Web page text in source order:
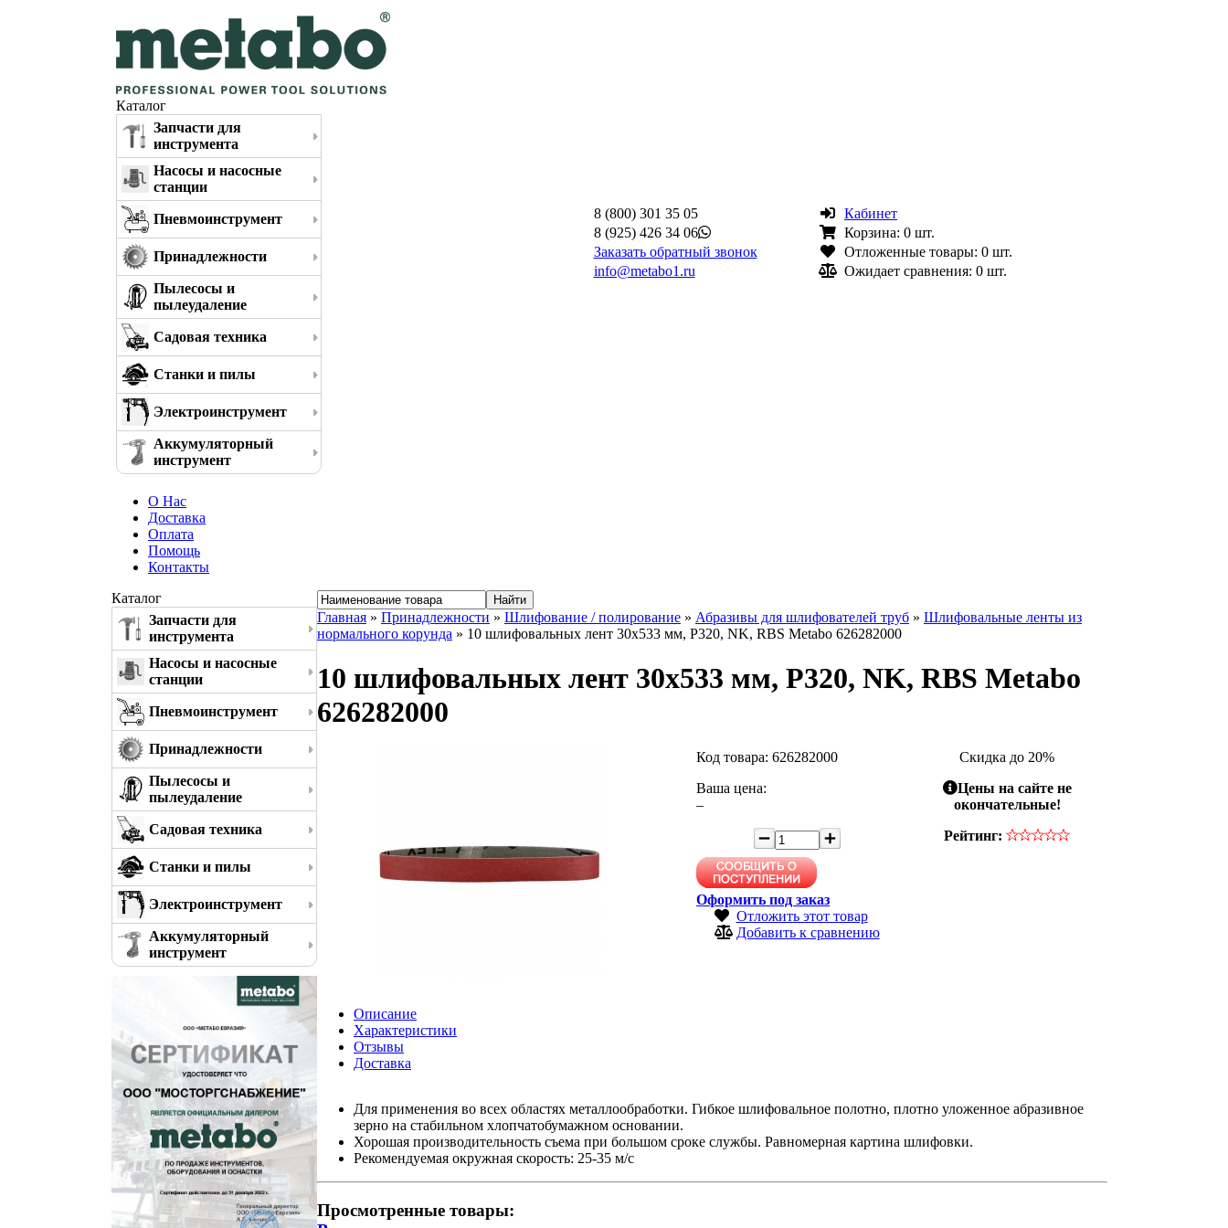
Каталог
Запчасти для
инструмента
Насосы и насосные
станции
Пневмоинструмент
Принадлежности
Пылесосы и
пылеудаление
Садовая техника
Станки и пилы
Электроинструмент
Аккумуляторный
инструмент
8 (800) 301 35 05
8 (925) 426 34 06
Заказать обратный звонок
info@metabo1.ru
Кабинет
Корзина: 0 шт.
Отложенные товары: 0 шт.
Ожидает сравнения: 0 шт.
О Нас
Доставка
Оплата
Помощь
Контакты
Каталог
Запчасти для
инструмента
Насосы и насосные
станции
Пневмоинструмент
Принадлежности
Пылесосы и
пылеудаление
Садовая техника
Станки и пилы
Электроинструмент
Аккумуляторный
инструмент
Главная » Принадлежности » Шлифование / полирование » Абразивы для шлифователей труб » Шлифовальные ленты из
нормального корунда » 10 шлифовальных лент 30x533 мм, P320, NK, RBS Metabo 626282000
10 шлифовальных лент 30x533 мм, P320, NK, RBS Metabo
626282000
Код товара: 626282000
Ваша цена:
–
Оформить под заказ
Отложить этот товар
Добавить к сравнению
Скидка до 20%
Цены на сайте не
окончательные!
Рейтинг:
Описание
Характеристики
Отзывы
Доставка
Для применения во всех областях металлообработки. Гибкое шлифовальное полотно, плотно уложенное абразивное
зерно на стабильном хлопчатобумажном основании.
Хорошая производительность съема при большом сроке службы. Равномерная картина шлифовки.
Рекомендуемая окружная скорость: 25-35 м/с
Просмотренные товары: